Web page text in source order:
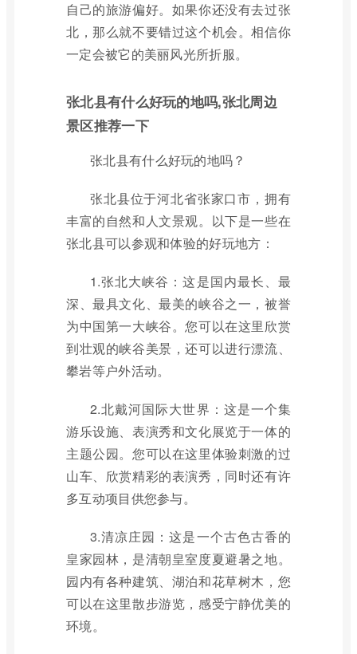
自己的旅游偏好。如果你还没有去过张
北，那么就不要错过这个机会。相信你
一定会被它的美丽风光所折服。
张北县有什么好玩的地吗,张北周边
景区推荐一下
张北县有什么好玩的地吗？
张北县位于河北省张家口市，拥有
丰富的自然和人文景观。以下是一些在
张北县可以参观和体验的好玩地方：
1.张北大峡谷：这是国内最长、最
深、最具文化、最美的峡谷之一，被誉
为中国第一大峡谷。您可以在这里欣赏
到壮观的峡谷美景，还可以进行漂流、
攀岩等户外活动。
2.北戴河国际大世界：这是一个集
游乐设施、表演秀和文化展览于一体的
主题公园。您可以在这里体验刺激的过
山车、欣赏精彩的表演秀，同时还有许
多互动项目供您参与。
3.清凉庄园：这是一个古色古香的
皇家园林，是清朝皇室度夏避暑之地。
园内有各种建筑、湖泊和花草树木，您
可以在这里散步游览，感受宁静优美的
环境。